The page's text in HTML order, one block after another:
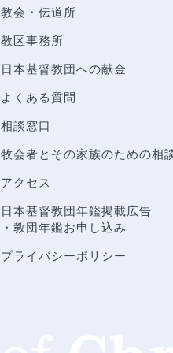
教会・伝道所
教区事務所
日本基督教団への献金
よくある質問
相談窓口
牧会者とその家族のための相
アクセス
日本基督教団年鑑掲載広告
・教団年鑑お申し込み
プライバシーポリシー